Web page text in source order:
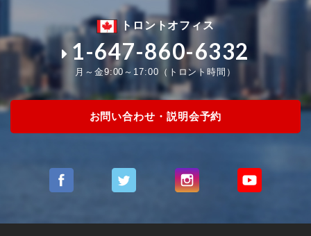
トロントオフィス
1-647-860-6332
月～金9:00～17:00（トロント時間）
お問い合わせ・説明会予約